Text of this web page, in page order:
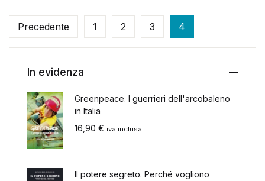
Precedente 1 2 3 4
In evidenza
Greenpeace. I guerrieri dell'arcobaleno
in Italia
16,90 € iva inclusa
Il potere segreto. Perché vogliono